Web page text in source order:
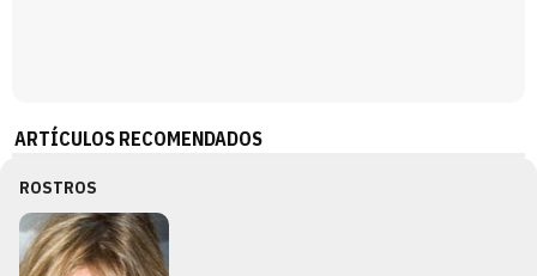
ARTÍCULOS RECOMENDADOS
ROSTROS